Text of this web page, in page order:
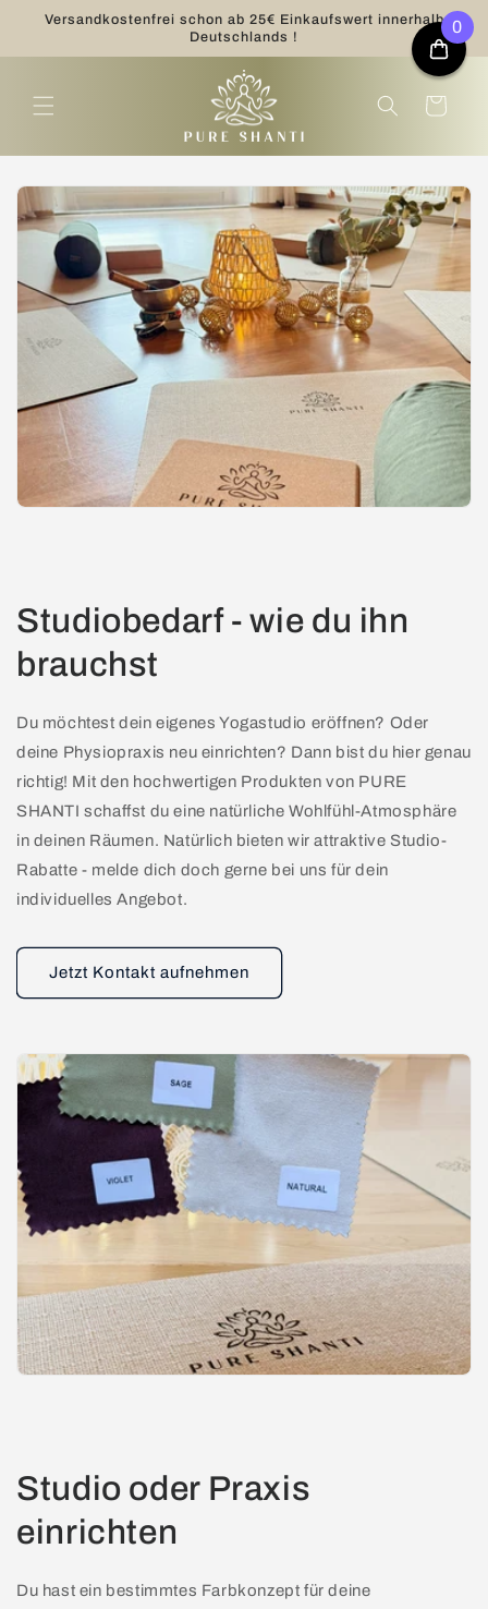
zum
Versandkostenfrei schon ab 25€ Einkaufswert innerhalb
Deutschlands !
Warenkorb
Studiobedarf - wie du ihn
brauchst
Du möchtest dein eigenes Yogastudio eröffnen? Oder
deine Physiopraxis neu einrichten? Dann bist du hier genau
richtig! Mit den hochwertigen Produkten von PURE
SHANTI schaffst du eine natürliche Wohlfühl-Atmosphäre
in deinen Räumen. Natürlich bieten wir attraktive Studio-
Rabatte - melde dich doch gerne bei uns für dein
individuelles Angebot.
Jetzt Kontakt aufnehmen
Studio oder Praxis
einrichten
Du hast ein bestimmtes Farbkonzept für deine
0